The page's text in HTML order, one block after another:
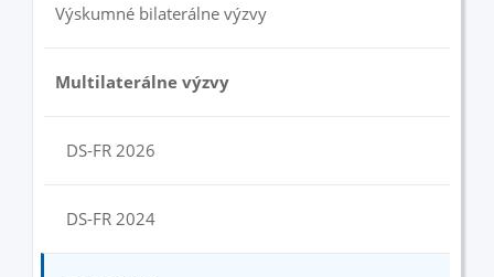
Výskumné bilaterálne výzvy
Multilaterálne výzvy
DS-FR 2026
DS-FR 2024